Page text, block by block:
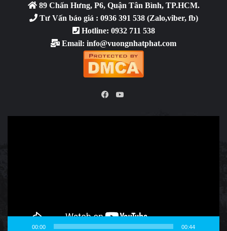
89 Chấn Hưng, P6, Quận Tân Bình, TP.HCM.
Tư Vấn báo giá : 0936 391 538 (Zalo,viber, fb)
Hotline: 0932 711 538
Email: info@vuongnhatphat.com
YouTube
00:00 00:44